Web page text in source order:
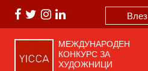
Влез
МЕЖДУНАРОДЕН
КОНКУРС ЗА
ХУДОЖНИЦИ